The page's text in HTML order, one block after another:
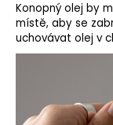
Konopný olej by
místě, aby se
uchovávat olej v